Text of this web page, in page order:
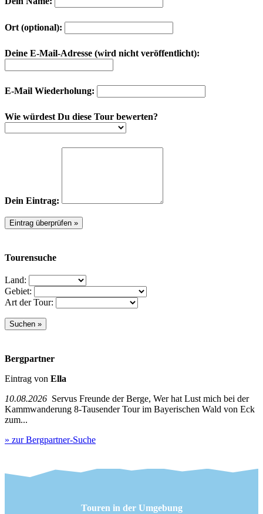
Ort (optional):
Deine E-Mail-Adresse (wird nicht veröffentlicht):
E-Mail Wiederholung:
Wie würdest Du diese Tour bewerten?
Dein Eintrag:
Tourensuche
Land:
Gebiet:
Art der Tour:
Bergpartner
Eintrag von Ella
10.08.2026 Servus Freunde der Berge, Wer hat Lust mich bei der
Kammwanderung 8-Tausender Tour im Bayerischen Wald von Eck
zum...
» zur Bergpartner-Suche
Touren in der Umgebung